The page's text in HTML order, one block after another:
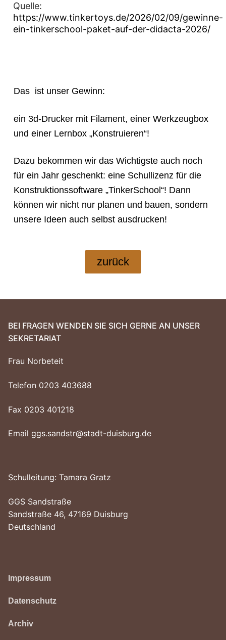
Quelle:
https://www.tinkertoys.de/2026/02/09/gewinne-
ein-tinkerschool-paket-auf-der-didacta-2026/
Das ist unser Gewinn:
ein 3d-Drucker mit Filament, einer Werkzeugbox
und einer Lernbox „Konstruieren“!
Dazu bekommen wir das Wichtigste auch noch
für ein Jahr geschenkt: eine Schullizenz für die
Konstruktionssoftware „TinkerSchool“! Dann
können wir nicht nur planen und bauen, sondern
unsere Ideen auch selbst ausdrucken!
zurück
BEI FRAGEN WENDEN SIE SICH GERNE AN UNSER
SEKRETARIAT
Frau Norbeteit
Telefon 0203 403688
Fax 0203 401218
Email ggs.sandstr@stadt-duisburg.de
Schulleitung: Tamara Gratz
GGS Sandstraße
Sandstraße 46, 47169 Duisburg
Deutschland
Impressum
Datenschutz
Archiv